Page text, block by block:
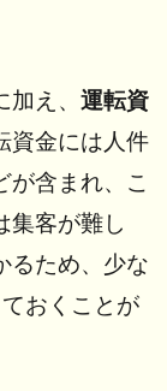
え、 運転資
資金には人件
が含まれ、こ
集客が難し
るため、少な
ておくことが